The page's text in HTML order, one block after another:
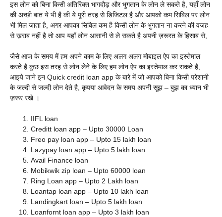
इस लोन को बिना किसी अतिरिक्त भागदौड़ और भुगतान के लोन ले सकते है, यहाँ लोन
की अच्छी बात ये भी है की ये पूरी तरह से डिजिटल है और आपको कम सिबिल पर लोन
भी मिल जाता है, अगर आपका सिबिल कम है किसी लोन के भुगतान ना करने की वजह
से ख़राब नहीं है तो आप यहाँ लोन आसानी से ले सकते है अपनी ज़रूरत के हिसाब से,
जैसे आज के समय में हम अपने काम के लिए अलग अलग मोबाइल ऐप का इस्तेमाल
करते है कुछ इस तरह से लोन लेने के लिए हम लोन ऐप का इस्तेमाल कर सकते है,
आइये जाने इन Quick credit loan app के बारे में जो आपको बिना किसी परेशानी
के जल्दी से जल्दी लोन देते है, कृपया आवेदन के समय अपनी सूझ – बुझ का ध्यान भी
ज़रूर रखे ।
IIFL loan
Creditt loan app – Upto 30000 Loan
Freo pay loan app – Upto 15 lakh loan
Lazypay loan app – Upto 5 lakh loan
Avail Finance loan
Mobikwik zip loan – Upto 60000 loan
Ring Loan app – Upto 2 Lakh loan
Loantap loan app – Upto 10 lakh loan
Landingkart loan – Upto 5 lakh loan
Loanfornt loan app – Upto 3 lakh loan